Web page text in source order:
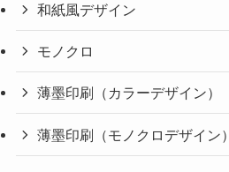
和紙風デザイン
モノクロ
薄墨印刷（カラーデザイン）
薄墨印刷（モノクロデザイン）